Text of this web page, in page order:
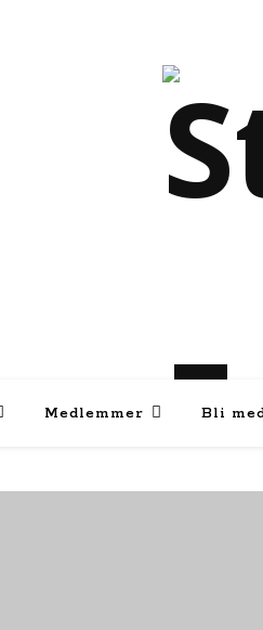
Medlemmer Bli